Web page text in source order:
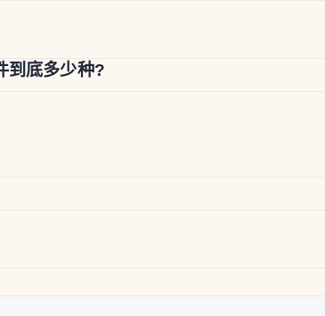
到底多少种?